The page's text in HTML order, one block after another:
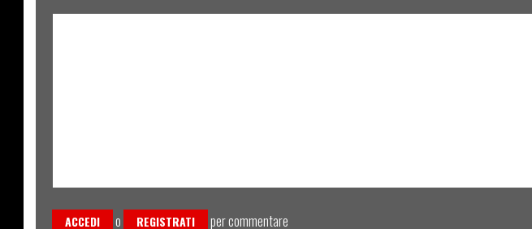
ACCEDI o REGISTRATI per commentare